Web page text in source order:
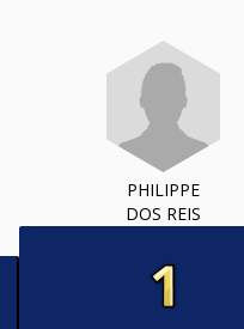
PHILIPPE
DOS REIS